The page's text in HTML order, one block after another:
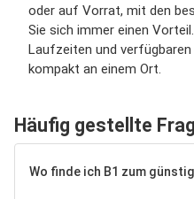
oder auf Vorrat, mit den
Sie sich immer einen
Laufzeiten und
kompakt an einem Ort.
Häufig gestellte
Wo finde ich B1 zum